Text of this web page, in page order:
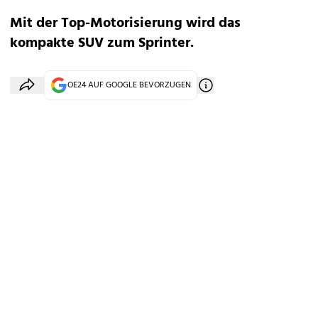
Mit der Top-Motorisierung wird das
kompakte SUV zum Sprinter.
OE24 AUF GOOGLE BEVORZUGEN